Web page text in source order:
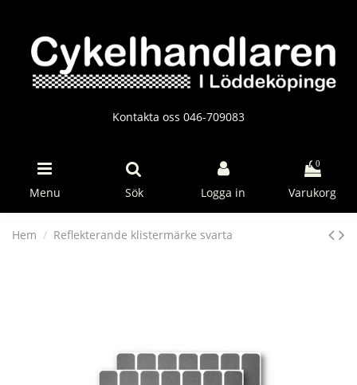
Kontakta oss 046-709083
Menu Sök Logga in
0
Varukorg
Hem Reflekterande klistermärke svarta